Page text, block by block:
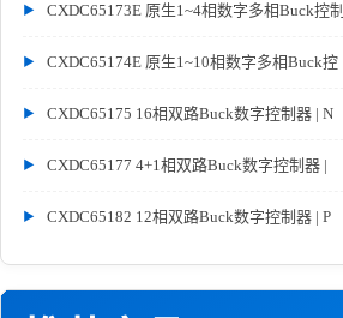
CXDC65173E 原生1~4相数字多相Buck控制
CXDC65174E 原生1~10相数字多相Buck控
CXDC65175 16相双路Buck数字控制器 | N
CXDC65177 4+1相双路Buck数字控制器 |
CXDC65182 12相双路Buck数字控制器 | P